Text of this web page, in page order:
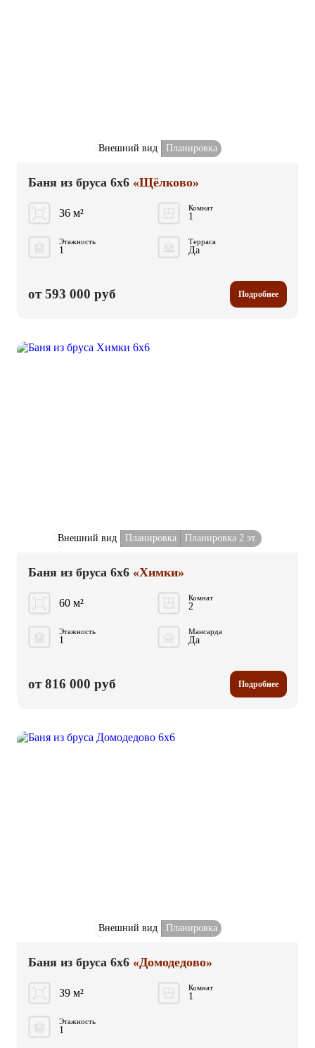
Внешний вид Планировка
Баня из бруса 6x6 «Щёлково»
36 м² Комнат
1
Этажность
1
Терраса
Да
от 593 000 руб Подробнее
Внешний вид Планировка Планировка 2 эт.
Баня из бруса 6x6 «Химки»
60 м² Комнат
2
Этажность
1
Мансарда
Да
от 816 000 руб Подробнее
Внешний вид Планировка
Баня из бруса 6x6 «Домодедово»
39 м² Комнат
1
Этажность
1